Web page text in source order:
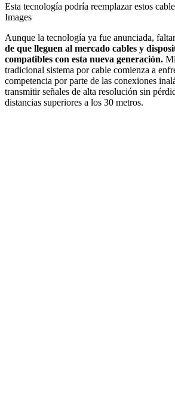
Esta tecnología podría reemplazar estos
Images
Aunque la tecnología ya fue anunciada,
de que lleguen al mercado cables y
compatibles con esta nueva generación.
tradicional sistema por cable comienza a
competencia por parte de las conexiones
transmitir señales de alta resolución sin
distancias superiores a los 30 metros.